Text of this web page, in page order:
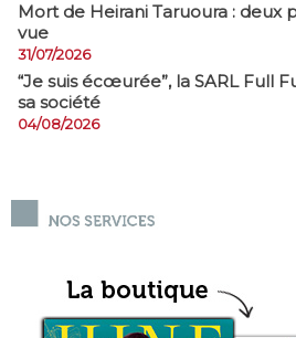
Mort de Heirani Taruoura : deux
vue
31/07/2026
​“Je suis écœurée”, la SARL Full
sa société
04/08/2026